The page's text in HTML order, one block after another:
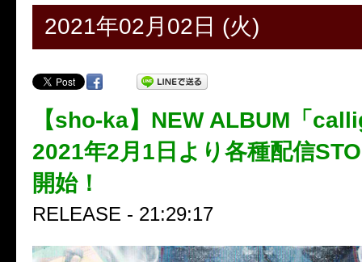
2021年02月02日 (火)
【sho-ka】NEW ALBUM「
2021年2月1日より各種配信
開始！
RELEASE - 21:29:17